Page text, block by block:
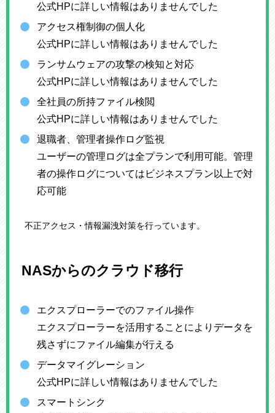
公式HPに詳しい情報はありませんでした
アクセス権制御の個人化
公式HPに詳しい情報はありませんでした
ランサムウェアの攻撃の検知と対応
公式HPに詳しい情報はありませんでした
全社員の所持ファイル検閲
公式HPに詳しい情報はありませんでした
退職者、管理者操作ログ監視
ユーザーの管理ログは全プランで利用可能。管理
者の操作ログについてはビジネスプラン以上で対
応可能
不正アクセス・情報漏洩対策を行っています。
NASからのクラウド移行
エクスプローラーでのファイル操作
エクスプローラーを活用することによりデータを
残さずにファイル編集が行える
データマイグレーション
公式HPに詳しい情報はありませんでした
スマートシンク